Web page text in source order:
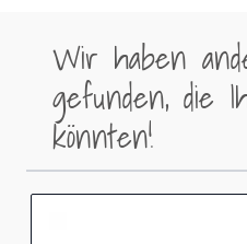
Wir haben
gefunden, die
könnten!